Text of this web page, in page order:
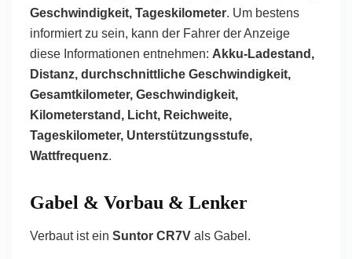
Geschwindigkeit, Tageskilometer. Um bestens
informiert zu sein, kann der Fahrer der Anzeige
diese Informationen entnehmen: Akku-Ladestand,
Distanz, durchschnittliche Geschwindigkeit,
Gesamtkilometer, Geschwindigkeit,
Kilometerstand, Licht, Reichweite,
Tageskilometer, Unterstützungsstufe,
Wattfrequenz.
Gabel & Vorbau & Lenker
Verbaut ist ein Suntor CR7Vals Gabel.